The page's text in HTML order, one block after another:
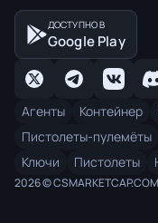
ДОСТУПНО В
Google Play
Агенты Контейнер
Пистолеты-пулемёты
Ключи
Пистолеты
2026 © CSMARKETCAP.COM